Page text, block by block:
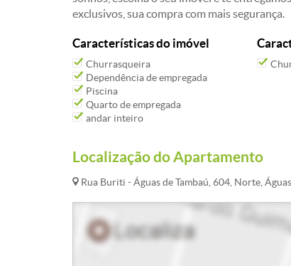
exclusivos, sua compra com mais segurança.
Características do imóvel
Churrasqueira
Dependência de empregada
Piscina
Quarto de empregada
andar inteiro
Localização do Apartamento
Rua Buriti - Águas de Tambaú, 604, Norte,